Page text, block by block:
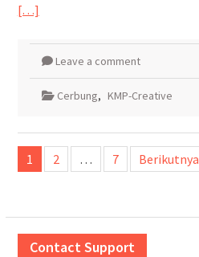
[…]
Leave a comment
Cerbung, KMP-Creative
Paginasi
pos
1 2 … 7 Berikutnya
Contact Support